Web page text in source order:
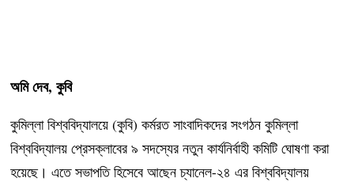
অমি দেব, কুবি
কুমিল্লা বিশ্ববিদ্যালয়ে (কুবি) কর্মরত সাংবাদিকদের সংগঠন কুমিল্লা
বিশ্ববিদ্যালয় প্রেসক্লাবের ৯ সদস্যের নতুন কার্যনির্বাহী কমিটি ঘোষণা করা
হয়েছে। এতে সভাপতি হিসেবে আছেন চ্যানেল-২৪ এর বিশ্ববিদ্যালয়